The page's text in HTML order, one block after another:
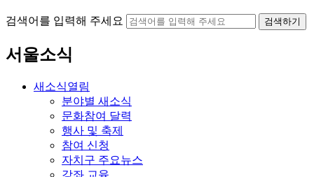
검색어를 입력해 주세요 검색하기
서울소식
새소식열림
분야별 새소식
문화참여 달력
행사 및 축제
참여 신청
자치구 주요뉴스